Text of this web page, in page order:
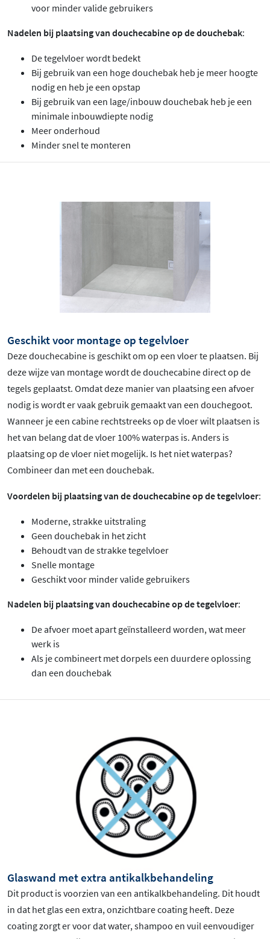
voor minder valide gebruikers
Nadelen bij plaatsing van douchecabine op de douchebak:
De tegelvloer wordt bedekt
Bij gebruik van een hoge douchebak heb je meer hoogte
nodig en heb je een opstap
Bij gebruik van een lage/inbouw douchebak heb je een
minimale inbouwdiepte nodig
Meer onderhoud
Minder snel te monteren
Geschikt voor montage op tegelvloer
Deze douchecabine is geschikt om op een vloer te plaatsen. Bij
deze wijze van montage wordt de douchecabine direct op de
tegels geplaatst. Omdat deze manier van plaatsing een afvoer
nodig is wordt er vaak gebruik gemaakt van een douchegoot.
Wanneer je een cabine rechtstreeks op de vloer wilt plaatsen is
het van belang dat de vloer 100% waterpas is. Anders is
plaatsing op de vloer niet mogelijk. Is het niet waterpas?
Combineer dan met een douchebak.
Voordelen bij plaatsing van de douchecabine op de tegelvloer:
Moderne, strakke uitstraling
Geen douchebak in het zicht
Behoudt van de strakke tegelvloer
Snelle montage
Geschikt voor minder valide gebruikers
Nadelen bij plaatsing van douchecabine op de tegelvloer:
De afvoer moet apart geïnstalleerd worden, wat meer
werk is
Als je combineert met dorpels een duurdere oplossing
dan een douchebak
Glaswand met extra antikalkbehandeling
Dit product is voorzien van een antikalkbehandeling. Dit houdt
in dat het glas een extra, onzichtbare coating heeft. Deze
coating zorgt er voor dat water, shampoo en vuil eenvoudiger